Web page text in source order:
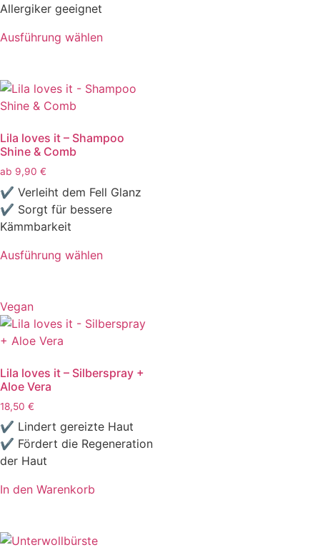
Allergiker geeignet
Ausführung wählen
Lila loves it – Shampoo
Shine & Comb
ab 9,90 €
✔ Verleiht dem Fell Glanz
✔ Sorgt für bessere
Kämmbarkeit
Ausführung wählen
Vegan
Lila loves it – Silberspray +
Aloe Vera
18,50 €
✔ Lindert gereizte Haut
✔ Fördert die Regeneration
der Haut
In den Warenkorb